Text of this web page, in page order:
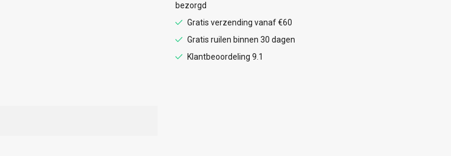
bezorgd
Gratis verzending vanaf €60
Gratis ruilen binnen 30 dagen
Klantbeoordeling 9.1